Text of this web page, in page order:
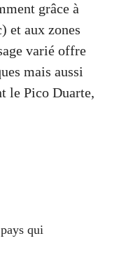
grâce à
et aux zones
varié offre
mais aussi
le Pico Duarte,
qui